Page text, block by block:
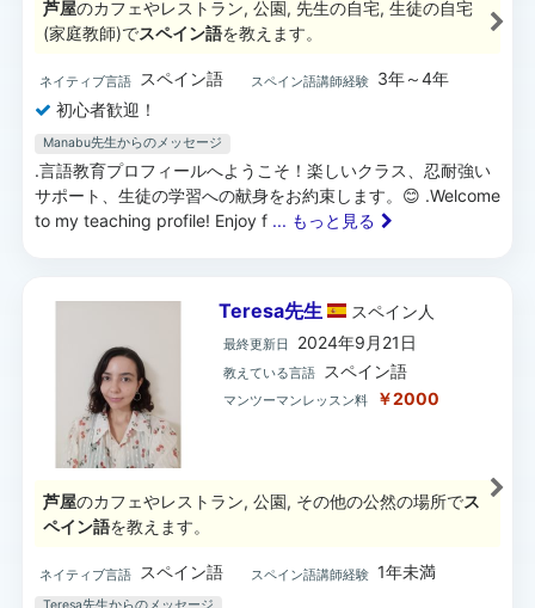
芦屋のカフェやレストラン, 公園, 先生の自宅, 生徒の自宅
(家庭教師)でスペイン語を教えます。
ネイティブ言語 スペイン語 スペイン語講師経験
3年～4年
初心者歓迎！
Manabu先生からのメッセージ
.言語教育プロフィールへようこそ！楽しいクラス、忍耐強い
サポート、生徒の学習への献身をお約束します。😊 .Welcome
to my teaching profile! Enjoy f ... もっと見る
Teresa先生 スペイン 人
最終更新日 2024年9月21日
教えている言語 スペイン語
マンツーマンレッスン料 ￥2000
芦屋のカフェやレストラン, 公園, その他の公然の場所でス
ペイン語を教えます。
ネイティブ言語 スペイン語 スペイン語講師経験 1年未満